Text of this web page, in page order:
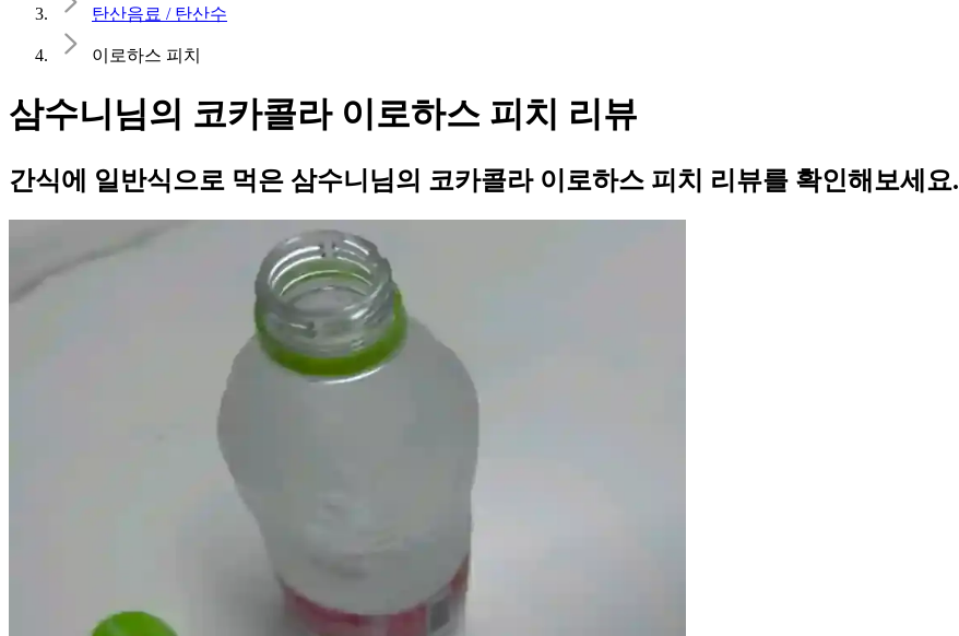
탄산음료 / 탄산수
이로하스 피치
삼수니님의 코카콜라 이로하스 피치 리뷰
간식에 일반식으로 먹은 삼수니님의 코카콜라 이로하스 피치 리뷰를 확인해보세요.